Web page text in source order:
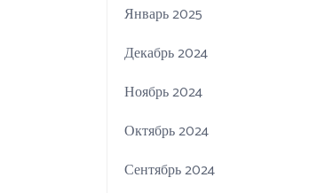
Январь 2025
Декабрь 2024
Ноябрь 2024
Октябрь 2024
Сентябрь 2024